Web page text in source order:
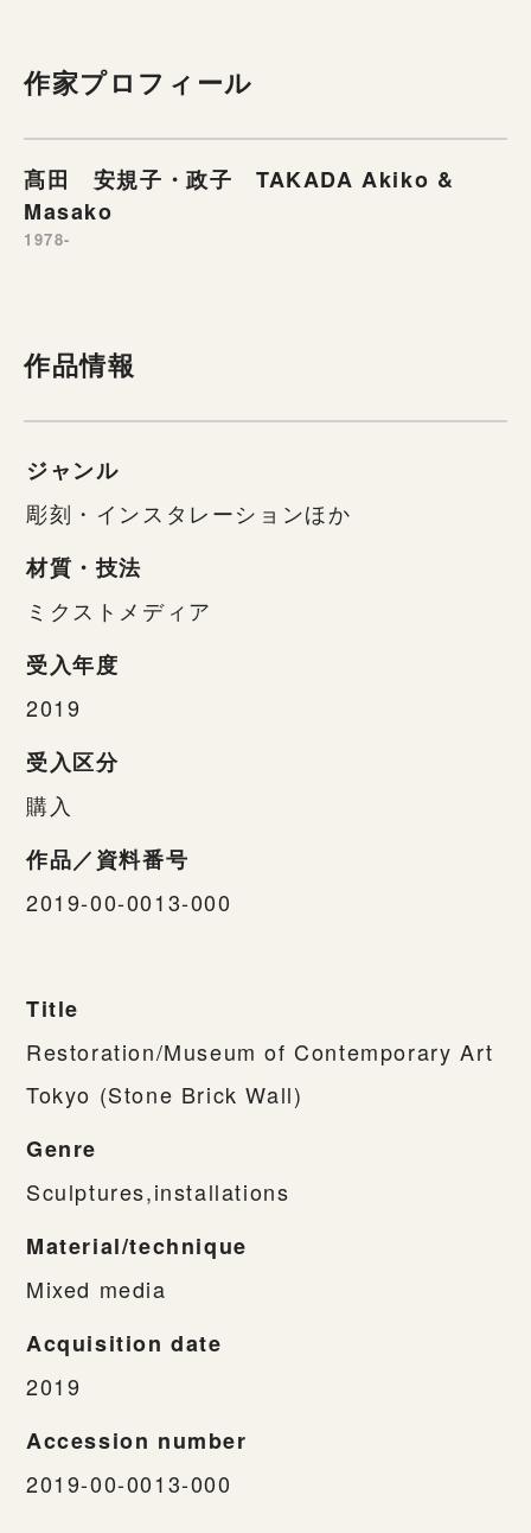
作家プロフィール
髙田 安規子・政子 TAKADA Akiko &
Masako
1978-
作品情報
ジャンル
彫刻・インスタレーションほか
材質・技法
ミクストメディア
受入年度
2019
受入区分
購入
作品／資料番号
2019-00-0013-000
Title
Restoration/Museum of Contemporary Art
Tokyo (Stone Brick Wall)
Genre
Sculptures,installations
Material/technique
Mixed media
Acquisition date
2019
Accession number
2019-00-0013-000